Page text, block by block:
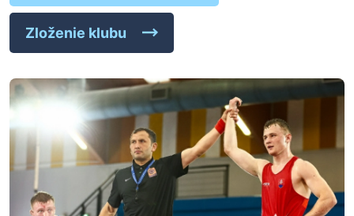
Zloženie klubu